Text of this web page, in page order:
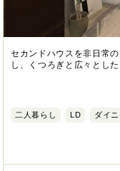
セカンドハウスを非日常
し、くつろぎと広々とし
二人暮らし LD ダイ